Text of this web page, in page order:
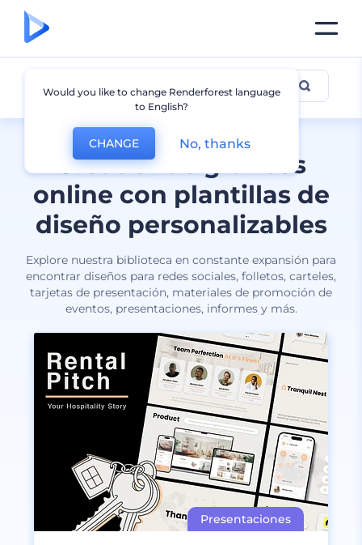
Creador de gráficos
online con plantillas de
diseño personalizables
Explore nuestra biblioteca en constante expansión para
encontrar diseños para redes sociales, folletos, carteles,
tarjetas de presentación, materiales de promoción de
eventos, presentaciones, informes y más.
Todos los diseños
Would you like to change Renderforest language
to English?
CHANGE No, thanks